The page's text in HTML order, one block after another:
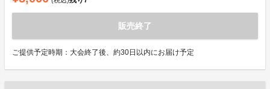
販売終了
ご提供予定時期：大会終了後、約30日以内にお届け予定